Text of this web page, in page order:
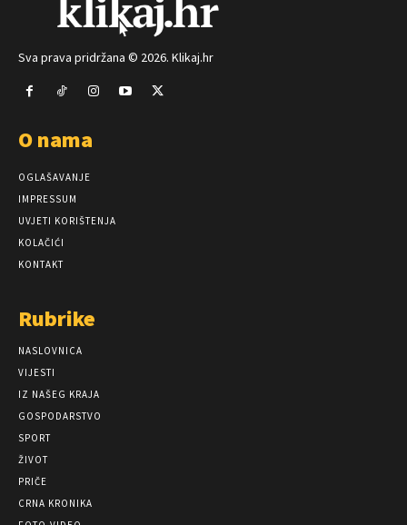
Sva prava pridržana © 2026. Klikaj.hr
O nama
OGLAŠAVANJE
IMPRESSUM
UVJETI KORIŠTENJA
KOLAČIĆI
KONTAKT
Rubrike
NASLOVNICA
VIJESTI
IZ NAŠEG KRAJA
GOSPODARSTVO
SPORT
ŽIVOT
PRIČE
CRNA KRONIKA